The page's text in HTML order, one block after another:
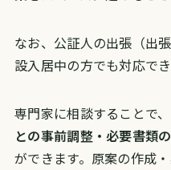
なお、公証人の出張（出
設入居中の方でも対応で
専門家に相談することで、
との事前調整・必要書類
ができます。原案の作成